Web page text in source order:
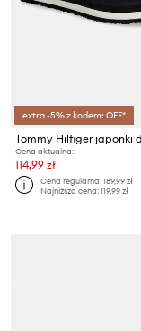
extra -5% z kodem: OFF*
Cena aktualna:
114,99 zł
Cena regularna:189,99 zł
Najniższa cena:119,99 zł